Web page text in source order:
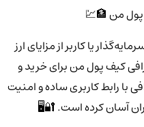
یا کاربر از مزایای ارز
کیف پول من برای خرید و
با رابط کاربری ساده و امنیت
آسان کرده است. 🔐🖥️